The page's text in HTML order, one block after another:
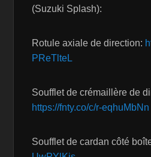
(Suzuki Splash):
Rotule axiale de direction:
PReTlteL
Soufflet de crémaillère de
https://fnty.co/c/r-eqhuMbNn
Soufflet de cardan côté